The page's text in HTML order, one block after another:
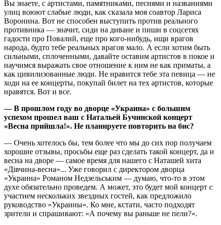
Вы знаете, с артистами, памятниками, песнями и названиями
улиц воюют слабые люди, как сказала моя соавтор Лариса
Воронина. Вот не способен выступить против реального
противника — значит, сиди на диване и пиши в соцсетях
гадости про Повалий, еще про кого-нибудь, ищи врагов
народа, будто тебе реальных врагов мало. А если хотим быть
сильными, сплоченными, давайте оставим артистов в покое и
научимся выражать свое отношение к ним не как приматы, а
как цивилизованные люди. Не нравится тебе эта певица — не
ходи на ее концерты, покупай билет на тех артистов, которые
нравятся. Вот и все.
— В прошлом году во дворце «Украина» с большим
успехом прошел ваш с Натальей Бучинской концерт
«Весна прийшла!». Не планируете повторить на бис?
— Очень хотелось бы, тем более что мы до сих пор получаем
хорошие отзывы, просьбы еще раз сделать такой концерт, да и
весна на дворе — самое время для нашего с Наташей хита
«Дівчина-весна»... Уже говорил с директором дворца
«Украина» Романом Недзельським — думаю, что-то в этом
духе обязательно проведем. А может, это будет мой концерт с
участием нескольких звездных гостей, как предложило
руководство «Украины». Ко мне, кстати, часто подходят
зрители и спрашивают: «А почему вы раньше не пели?».